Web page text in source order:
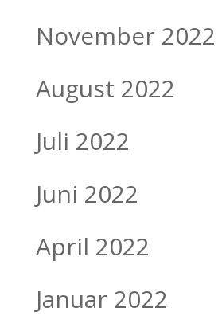
November 2022
August 2022
Juli 2022
Juni 2022
April 2022
Januar 2022